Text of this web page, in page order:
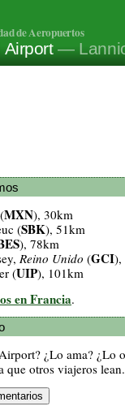
de Aeropuertos
Airport—
MXN), 30km
(SBK), 51km
), 78km
Reino Unido (GCI),
(UIP), 101km
en Francia.
¿Lo ama? ¿Lo
que otros viajeros lean.